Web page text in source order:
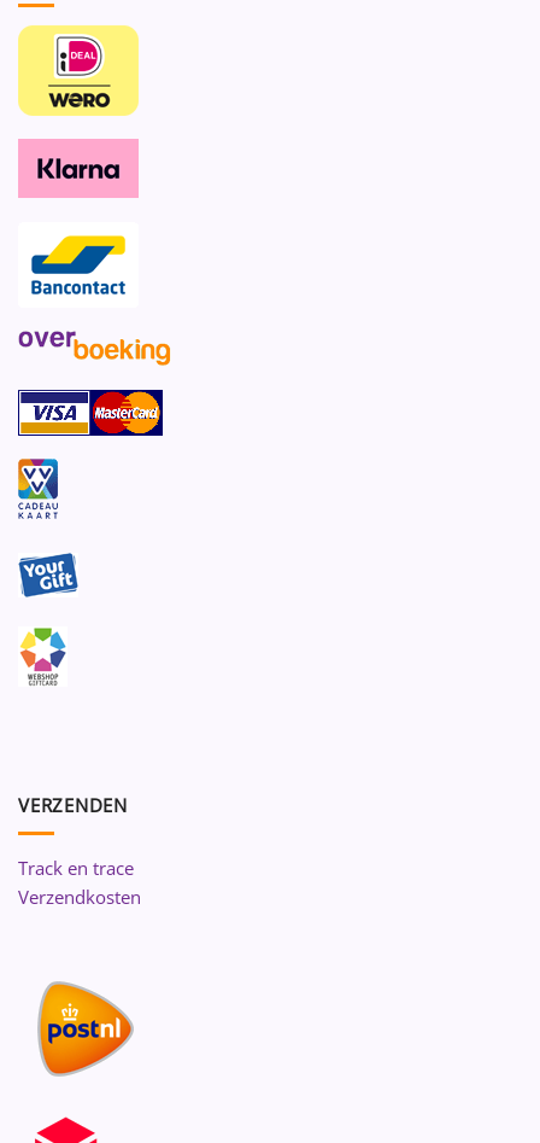
VERZENDEN
Track en trace
Verzendkosten